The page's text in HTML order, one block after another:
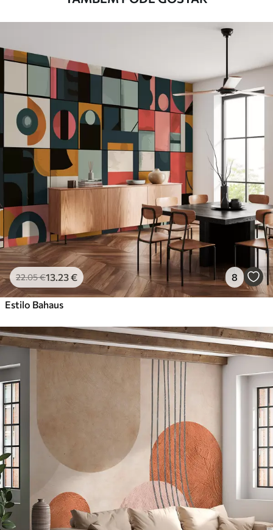
Aplicação perfeita
Materiais disponíveis
Standard
45.00 .00 /m²
Premium
56.67 €
Vinil Premium
65.00 .00 /m²
Peel and Stick
81.6749.00€/m²
22.05€13.23€ 8
Estilo Bahaus